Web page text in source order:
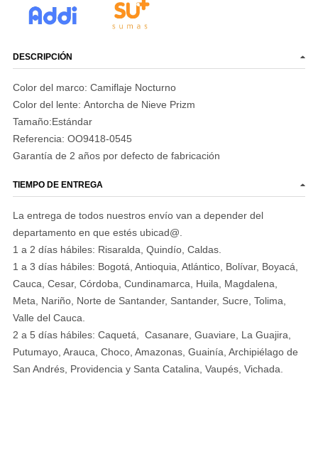
DESCRIPCIÓN
Color del marco: Camiflaje Nocturno
Color del lente: Antorcha de Nieve Prizm
Tamaño:Estándar
Referencia: OO9418-0545
Garantía de 2 años por defecto de fabricación
TIEMPO DE ENTREGA
La entrega de todos nuestros envío van a depender del
departamento en que estés ubicad@.
1 a 2 días hábiles: Risaralda, Quindío, Caldas.
1 a 3 días hábiles: Bogotá, Antioquia, Atlántico, Bolívar, Boyacá,
Cauca, Cesar, Córdoba, Cundinamarca, Huila, Magdalena,
Meta, Nariño, Norte de Santander, Santander, Sucre, Tolima,
Valle del Cauca.
2 a 5 días hábiles: Caquetá, Casanare, Guaviare, La Guajira,
Putumayo, Arauca, Choco, Amazonas, Guainía, Archipiélago de
San Andrés, Providencia y Santa Catalina, Vaupés, Vichada.